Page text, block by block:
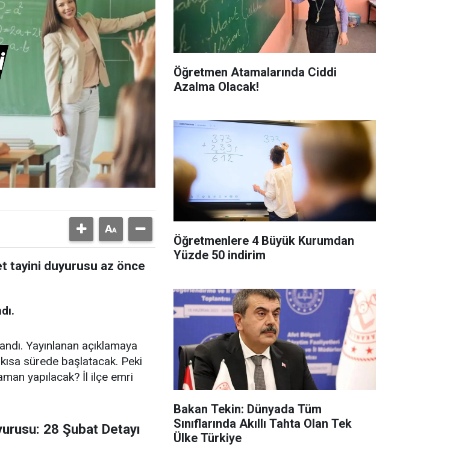
tayini duyurusu az önce
Yayınlanan açıklamaya
kısa sürede başlatacak. Peki
yapılacak? İl ilçe emri
28 Şubat Detayı
Öğretmen Atamalarında Ciddi
Azalma Olacak!
Öğretmenlere 4 Büyük Kurumdan
Yüzde 50 indirim
Bakan Tekin: Dünyada Tüm
Sınıflarında Akıllı Tahta Olan Tek
Ülke Türkiye